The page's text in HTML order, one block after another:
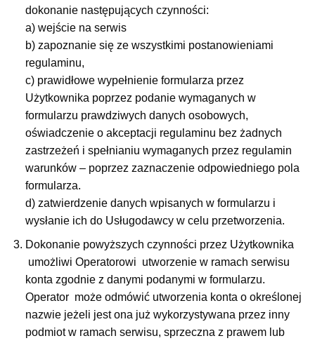
dokonanie następujących czynności:
a) wejście na serwis
b) zapoznanie się ze wszystkimi postanowieniami
regulaminu,
c) prawidłowe wypełnienie formularza przez
Użytkownika poprzez podanie wymaganych w
formularzu prawdziwych danych osobowych,
oświadczenie o akceptacji regulaminu bez żadnych
zastrzeżeń i spełnianiu wymaganych przez regulamin
warunków – poprzez zaznaczenie odpowiedniego pola
formularza.
d) zatwierdzenie danych wpisanych w formularzu i
wysłanie ich do Usługodawcy w celu przetworzenia.
Dokonanie powyższych czynności przez Użytkownika
umożliwi Operatorowi utworzenie w ramach serwisu
konta zgodnie z danymi podanymi w formularzu.
Operator może odmówić utworzenia konta o określonej
nazwie jeżeli jest ona już wykorzystywana przez inny
podmiot w ramach serwisu, sprzeczna z prawem lub